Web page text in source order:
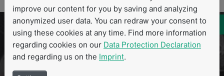
Möchten Sie wissen, wie Sie mint Lesion
in Ihren Arbeitsalltag einsetzen können?
Gerne personalisieren wir Ihnen eine
improve our content for you by saving and analyzing
anonymized user data. You can redraw your consent to
using these cookies at any time. Find more information
regarding cookies on our Data Protection Declaration
and regarding us on the Imprint.